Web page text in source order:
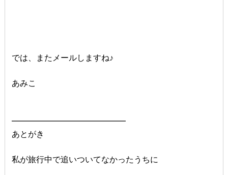
では、またメールしますね♪
あみこ
━━━━━━━━━━━━━━
あとがき
私が旅行中で追いついてなかったうちに